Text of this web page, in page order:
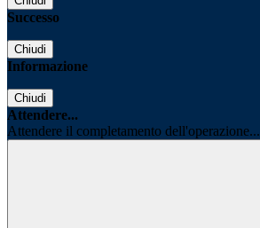
Successo
Chiudi
Informazione
Chiudi
Attendere...
Attendere il completamento dell'operazione...